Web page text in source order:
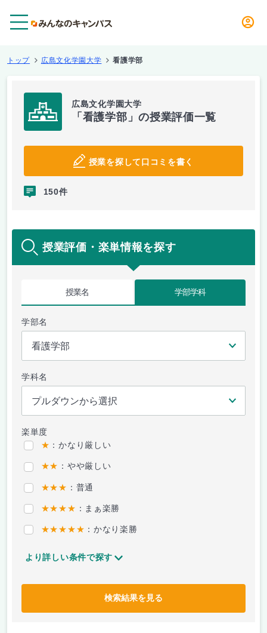
トップ 広島文化学園大学 看護学部
広島文化学園大学
「看護学部」の授業評価一覧
授業を探して口コミを書く
150件
授業評価・楽単情報を探す
授業名 学部学科
学部名
学科名
楽単度
★ ：かなり厳しい
★★ ：やや厳しい
★★★ ：普通
★★★★ ：まぁ楽勝
★★★★★ ：かなり楽勝
より詳しい条件で探す
検索結果を見る